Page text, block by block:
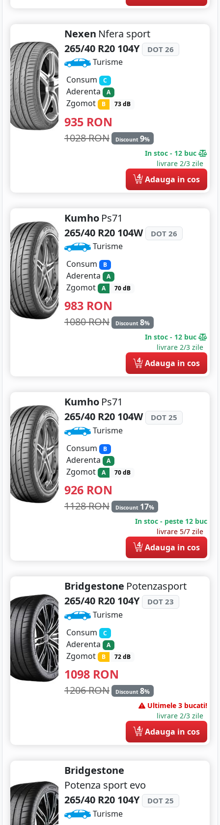
Nexen Nfera sport
265/40 R20 104Y
DOT 26
Turisme
Consum
C
Aderenta A
Zgomot B 73 dB
935 RON
1028 RON Discount 9%
In stoc - 12 buc
livrare 2/3 zile
4 Adauga in cos
Kumho Ps71
265/40 R20 104W
DOT 26
Turisme
Consum
B
Aderenta A
Zgomot A 70 dB
983 RON
1080 RON Discount 8%
In stoc - 12 buc
livrare 2/3 zile
4 Adauga in cos
Kumho Ps71
265/40 R20 104W
DOT 25
Turisme
Consum
B
Aderenta A
Zgomot A 70 dB
926 RON
1128 RON Discount 17%
In stoc - peste 12 buc
livrare 5/7 zile
4 Adauga in cos
Bridgestone Potenzasport
265/40 R20 104Y
DOT 23
Turisme
Consum
C
Aderenta A
Zgomot B 72 dB
1098 RON
1206 RON Discount 8%
Ultimele 3 bucati!
livrare 2/3 zile
4 Adauga in cos
Bridgestone
Potenza sport evo
265/40 R20 104Y
DOT 25
Turisme